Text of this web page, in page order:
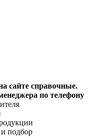
сайте справочные.
по телефону
и подбор